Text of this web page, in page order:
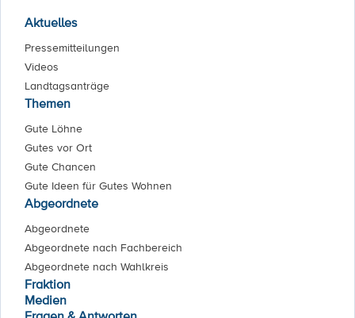
Aktuelles
Pressemitteilungen
Videos
Landtagsanträge
Themen
Gute Löhne
Gutes vor Ort
Gute Chancen
Gute Ideen für Gutes Wohnen
Abgeordnete
Abgeordnete
Abgeordnete nach Fachbereich
Abgeordnete nach Wahlkreis
Fraktion
Medien